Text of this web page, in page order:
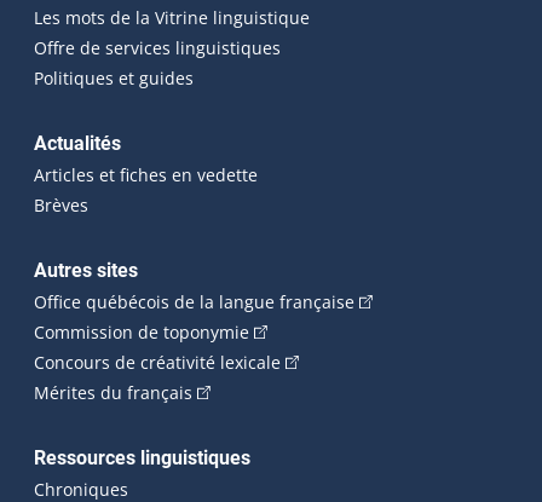
Les mots de la Vitrine linguistique
Offre de services linguistiques
Politiques et guides
Actualités
Articles et fiches en vedette
Brèves
Autres sites
Office québécois de la langue française(Cet hyperlien
Commission de toponymie(Cet hyperlien externe s'ouvrira
Concours de créativité lexicale(Cet hyperlien externe
Mérites du français (Cet hyperlien externe s'ouvrira dans une
Ressources linguistiques
Chroniques